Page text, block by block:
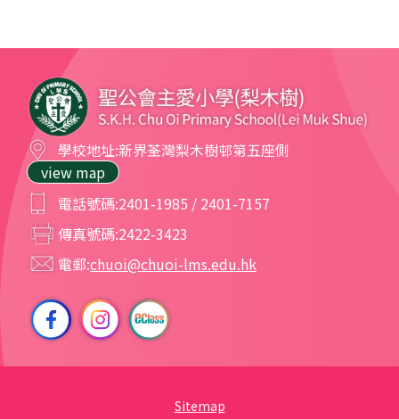
學校地址:新界荃灣梨木樹邨第五座側
view map
電話號碼:2401-1985 / 2401-7157
傳真號碼:2422-3423
電郵:chuoi@chuoi-lms.edu.hk
Sitemap